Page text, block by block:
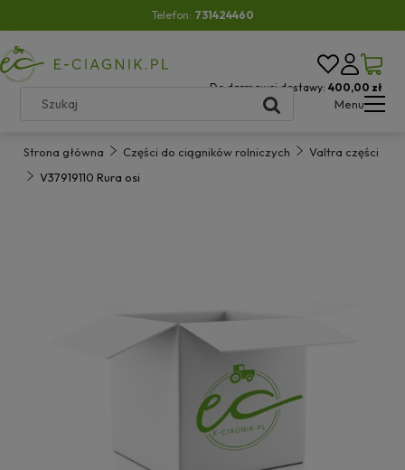
Telefon: 731424460
Do darmowej dostawy: 400,00 zł
Menu
Strona główna Części do ciągników rolniczych
Valtra części
V37919110 Rura osi